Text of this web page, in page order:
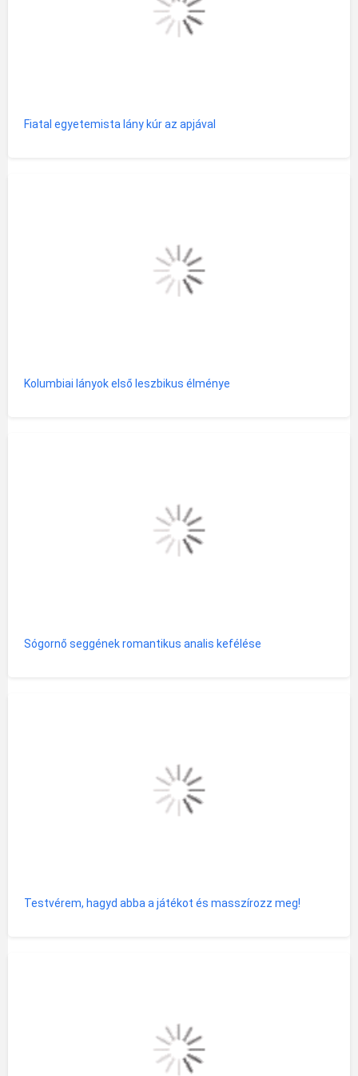
Fiatal egyetemista lány kúr az apjával
Kolumbiai lányok első leszbikus élménye
Sógornő seggének romantikus analis kefélése
Testvérem, hagyd abba a játékot és masszírozz meg!